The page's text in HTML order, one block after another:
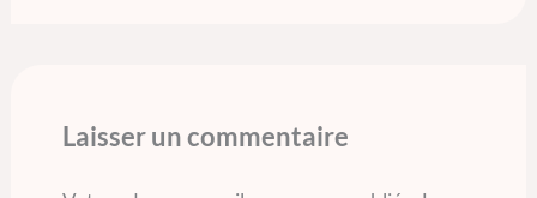
Laisser un commentaire